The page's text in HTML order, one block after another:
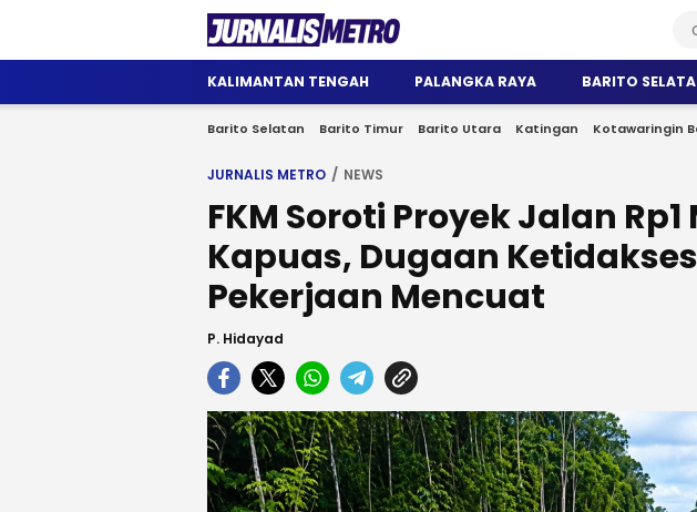
Jurnalis Metro
Satu Wadah Informasi
KALIMANTAN TENGAH PALANGKA RAYA BARITO
Barito Selatan Barito Timur Barito Utara Katingan Kotawaringin
JURNALIS METRO NEWS
FKM Soroti Proyek Jalan
Kapuas, Dugaan
Pekerjaan Mencuat
P. Hidayad